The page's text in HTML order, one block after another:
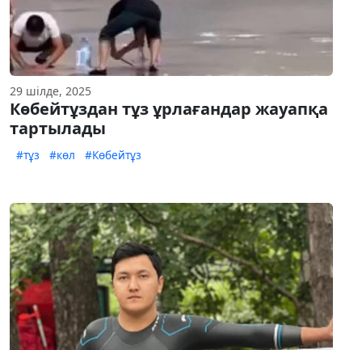
29 шілде, 2025
Көбейтұздан тұз ұрлағандар жауапқа
тартылады
#тұз #көл #Көбейтұз